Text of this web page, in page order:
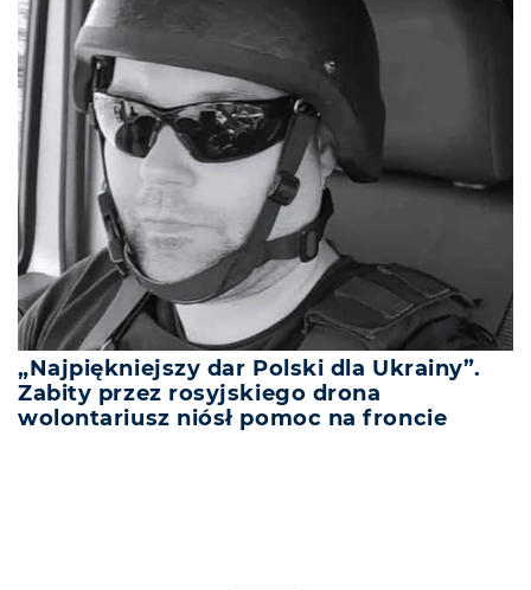
„Najpiękniejszy dar Polski dla Ukrainy”.
Zabity przez rosyjskiego drona
wolontariusz niósł pomoc na froncie